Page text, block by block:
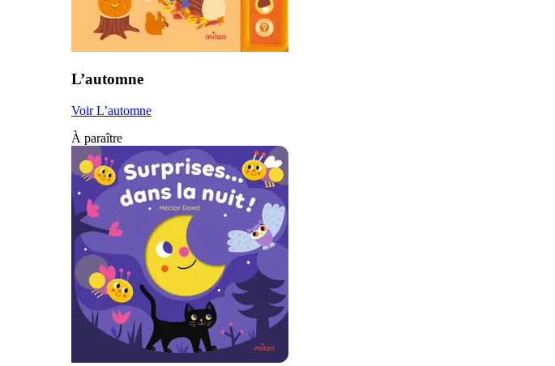
L’automne
Voir L’automne
À paraître